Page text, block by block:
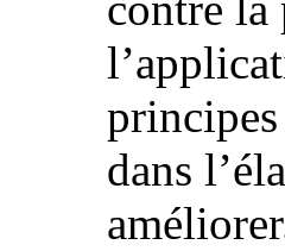
dans